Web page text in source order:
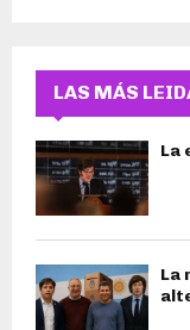
LAS MÁS
La
La